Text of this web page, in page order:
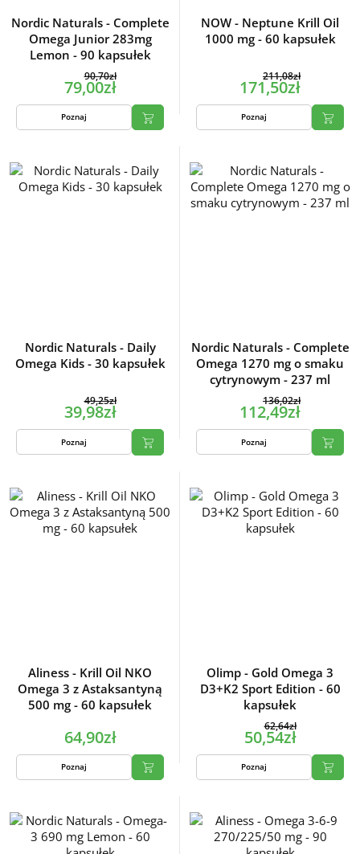
Nordic Naturals - Complete
Omega Junior 283mg
Lemon - 90 kapsułek
90,70zł
79,00zł
Poznaj
NOW - Neptune Krill Oil
1000 mg - 60 kapsułek
211,08zł
171,50zł
Poznaj
Nordic Naturals - Daily
Omega Kids - 30 kapsułek
49,25zł
39,98zł
Poznaj
Nordic Naturals - Complete
Omega 1270 mg o smaku
cytrynowym - 237 ml
136,02zł
112,49zł
Poznaj
Aliness - Krill Oil NKO
Omega 3 z Astaksantyną
500 mg - 60 kapsułek
64,90zł
Poznaj
Olimp - Gold Omega 3
D3+K2 Sport Edition - 60
kapsułek
62,64zł
50,54zł
Poznaj